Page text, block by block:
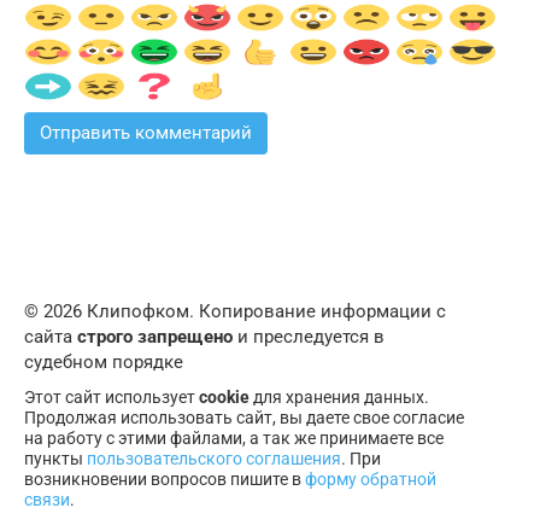
© 2026 Клипофком. Копирование информации с
сайта строго запрещено и преследуется в
судебном порядке
Этот сайт используетcookie для хранения данных.
Продолжая использовать сайт, вы даете свое согласие
на работу с этими файлами, а так же принимаете все
пункты пользовательского соглашения. При
возникновении вопросов пишите вформу обратной
связи.